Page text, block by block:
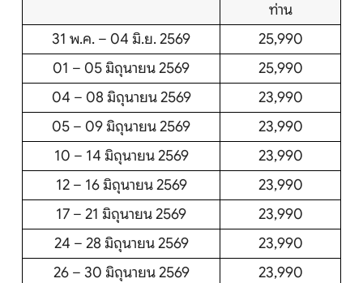
ท่าน
31 พ.ค. – 04 มิ.ย. 2569
25,990
01 – 05 มิถุนายน 2569
25,990
04 – 08 มิถุนายน 2569
23,990
05 – 09 มิถุนายน 2569
23,990
10 – 14 มิถุนายน 2569
23,990
12 – 16 มิถุนายน 2569
23,990
17 – 21 มิถุนายน 2569
23,990
24 – 28 มิถุนายน 2569
23,990
26 – 30 มิถุนายน 2569
23,990